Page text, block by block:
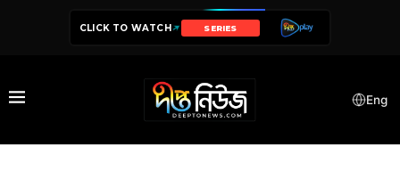
CLICK TO WATCH SERIES
Eng